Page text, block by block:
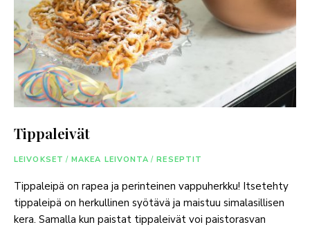
Tippaleivät
LEIVOKSET / MAKEA LEIVONTA / RESEPTIT
Tippaleipä on rapea ja perinteinen vappuherkku! Itsetehty
tippaleipä on herkullinen syötävä ja maistuu simalasillisen
kera. Samalla kun paistat tippaleivät voi paistorasvan